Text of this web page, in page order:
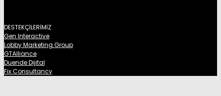
DESTEKÇİLERİMİZ
Gen Interactive
Lobby Marketing Group
GTAlliance
Duende Dijital
Fix Consultancy